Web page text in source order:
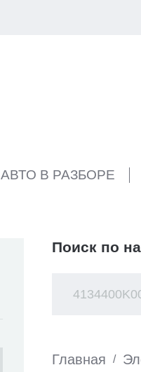
АВТО В РАЗБОРЕ
Поиск по
Главная /